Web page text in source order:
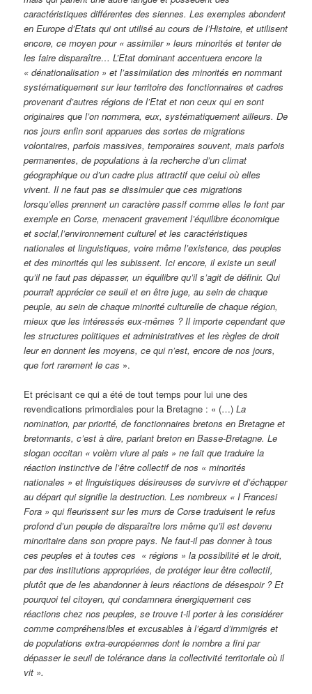
caractéristiques différentes des siennes. Les exemples abondent
en Europe d’Etats qui ont utilisé au cours de l’Histoire, et utilisent
encore, ce moyen pour « assimiler » leurs minorités et tenter de
les faire disparaître… L’Etat dominant accentuera encore la
« dénationalisation » et l’assimilation des minorités en nommant
systématiquement sur leur territoire des fonctionnaires et cadres
provenant d’autres régions de l’Etat et non ceux qui en sont
originaires que l’on nommera, eux, systématiquement ailleurs. De
nos jours enfin sont apparues des sortes de migrations
volontaires, parfois massives, temporaires souvent, mais parfois
permanentes, de populations à la recherche d’un climat
géographique ou d’un cadre plus attractif que celui où elles
vivent. Il ne faut pas se dissimuler que ces migrations
lorsqu’elles prennent un caractère passif comme elles le font par
exemple en Corse, menacent gravement l’équilibre économique
et social,l’environnement culturel et les caractéristiques
nationales et linguistiques, voire même l’existence, des peuples
et des minorités qui les subissent. Ici encore, il existe un seuil
qu’il ne faut pas dépasser, un équilibre qu’il s’agit de définir. Qui
pourrait apprécier ce seuil et en être juge, au sein de chaque
peuple, au sein de chaque minorité culturelle de chaque région,
mieux que les intéressés eux-mêmes ? Il importe cependant que
les structures politiques et administratives et les règles de droit
leur en donnent les moyens, ce qui n’est, encore de nos jours,
que fort rarement le cas ».
Et précisant ce qui a été de tout temps pour lui une des
revendications primordiales pour la Bretagne : « (…)La
nomination, par priorité, de fonctionnaires bretons en Bretagne et
bretonnants, c’est à dire, parlant breton en Basse-Bretagne. Le
slogan occitan « volèm viure al pais » ne fait que traduire la
réaction instinctive de l’être collectif de nos « minorités
nationales » et linguistiques désireuses de survivre et d’échapper
au départ qui signifie la destruction. Les nombreux « I Francesi
Fora » qui fleurissent sur les murs de Corse traduisent le refus
profond d’un peuple de disparaître lors même qu’il est devenu
minoritaire dans son propre pays. Ne faut-il pas donner à tous
ces peuples et à toutes ces « régions » la possibilité et le droit,
par des institutions appropriées, de protéger leur être collectif,
plutôt que de les abandonner à leurs réactions de désespoir ? Et
pourquoi tel citoyen, qui condamnera énergiquement ces
réactions chez nos peuples, se trouve t-il porter à les considérer
comme compréhensibles et excusables à l’égard d’immigrés et
de populations extra-européennes dont le nombre a fini par
dépasser le seuil de tolérance dans la collectivité territoriale où il
vit ».